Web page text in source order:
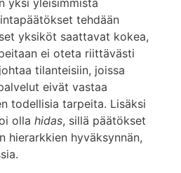
yksi yleisimmistä
tehdään
yksiköt saattavat kokea,
ei oteta riittävästi
tilanteisiin, joissa
eivät vastaa
todellisia tarpeita. Lisäksi
olla hidas, sillä päätökset
hierarkkien hyväksynnän,